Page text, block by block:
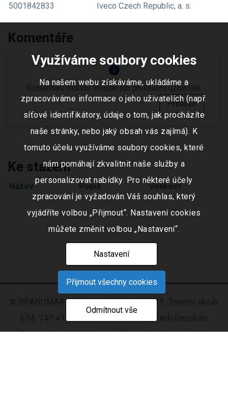
5001842833
Iveco Czech Republic, a. s.
Komentáře
info
Komentáře mohou vkládat jen přihlášení uživatelé.
Přihlásit
Ke stažení
Název Popis Velikost
© BRANOMARKET s.r.o., IČO: 253 51 311, Tovární okruh
674, 747 41 Hradec nad Moravicí, Czech Republic
Zapsaná v obchodním rejstříku vedeném Krajským
Využíváme soubory cookies
Na našem webu získáváme, ukládáme a
zpracováváme informace o jeho uživatelích (např.
síťové identifikátory, údaje o tom, jak procházíte
naše stránky, nebo jaký obsah vás zajímá). K
tomuto účelu využíváme soubory cookies, které
nám pomáhají zkvalitnit naše služby a
personalizovat nabídky. Pro některé účely
zpracování je vyžadován Váš souhlas, který
vyjádříte volbou „Přijmout“. Nastavení cookies
můžete změnit volbou „Nastavení“.
Nastavení
Přijmout všechny cookies
Odmítnout vše